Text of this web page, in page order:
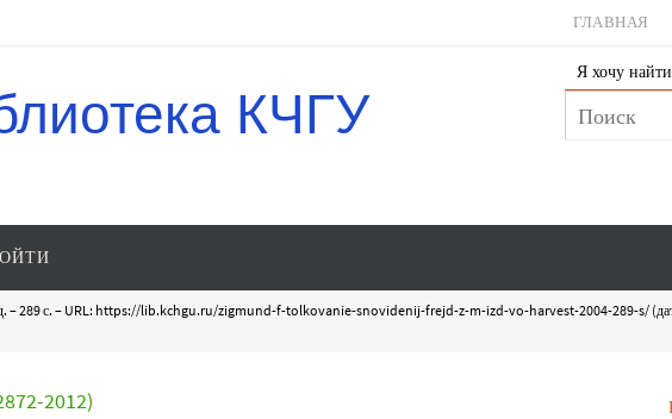
ГЛАВНАЯ
КЧГУ
Я хочу
– 289 с. – URL: https://lib.kchgu.ru/zigmund-f-tolkovanie-snovidenij-frejd-z-m-izd-vo-harvest-2004-289-s/
2012)